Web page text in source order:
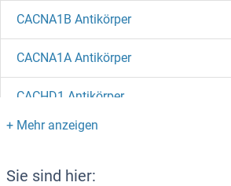
CACNA1B Antikörper
CACNA1A Antikörper
CACHD1 Antikörper
CABYR Antikörper
CABS1 Antikörper
Sie sind hier: